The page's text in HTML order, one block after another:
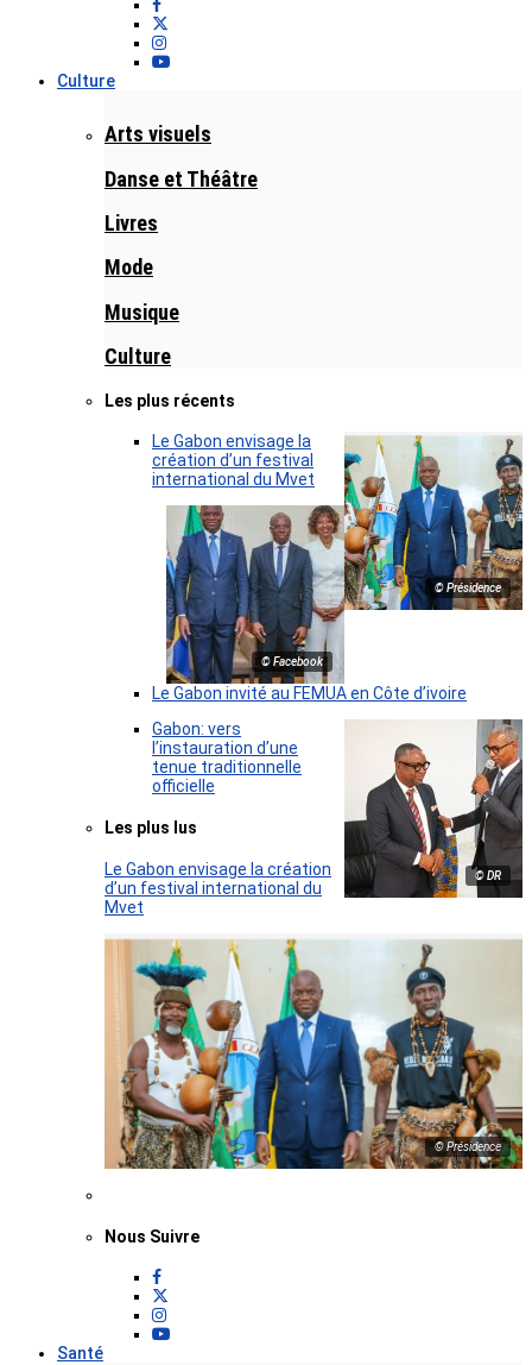
Culture
Arts visuels
Danse et Théâtre
Livres
Mode
Musique
Culture
Les plus récents
© Présidence
Le Gabon envisage la
création d’un festival
international du Mvet
© Facebook
Le Gabon invité au FEMUA en Côte d’ivoire
© DR
Gabon: vers
l’instauration d’une
tenue traditionnelle
officielle
Les plus lus
Le Gabon envisage la création
d’un festival international du
Mvet
© Présidence
Nous Suivre
Santé